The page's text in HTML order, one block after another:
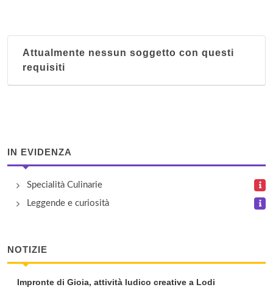
Attualmente nessun soggetto con questi
requisiti
IN EVIDENZA
Specialità Culinarie
Leggende e curiosità
NOTIZIE
Impronte di Gioia, attività ludico creative a Lodi